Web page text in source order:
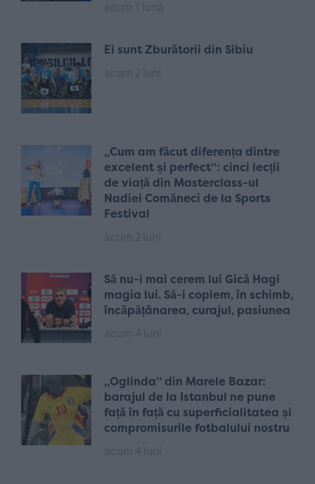
Ei sunt Zburătorii din Sibiu
„Cum am făcut diferența dintre
excelent și perfect”: cinci lecții
de viață din Masterclass-ul
Nadiei Comăneci de la Sports
Festival
Să nu-i mai cerem lui Gică Hagi
magia lui. Să-i copiem, în schimb,
încăpățânarea, curajul, pasiunea
„Oglinda” din Marele Bazar:
barajul de la Istanbul ne pune
față în față cu superficialitatea și
compromisurile fotbalului nostru